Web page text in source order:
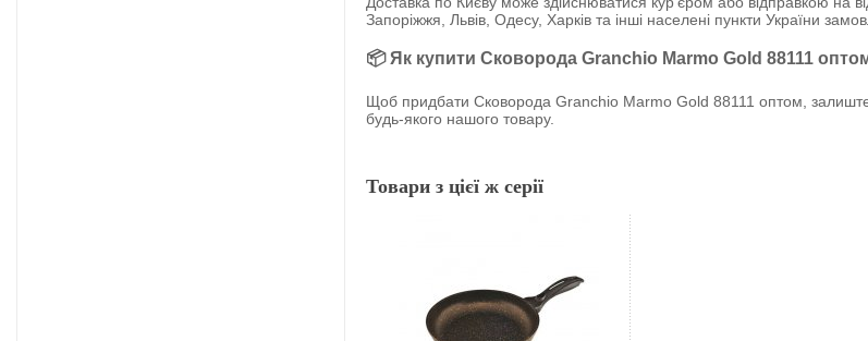
Запоріжжя, Львів, Одесу, Харків та інші населені пункти України
📦 Як купити Сковорода Granchio Marmo Gold 88111
Щоб придбати Сковорода Granchio Marmo Gold 88111 оптом,
будь-якого нашого товару.
Товари з цієї ж серії